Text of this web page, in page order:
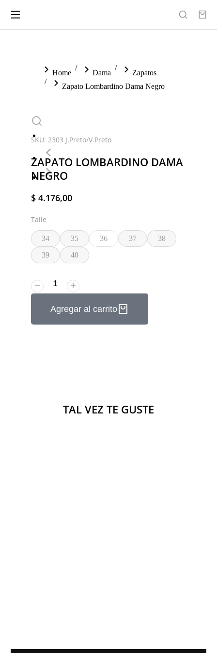
You are here:
Home Dama
Zapatos
Zapato Lombardino Dama Negro
SKU: 2303 J.Preto/V.Preto
ZAPATO LOMBARDINO DAMA
NEGRO
$ 4.176,00
Talle
34 35 36 37
38
39
40
Agregar al carrito
TAL VEZ TE GUSTE